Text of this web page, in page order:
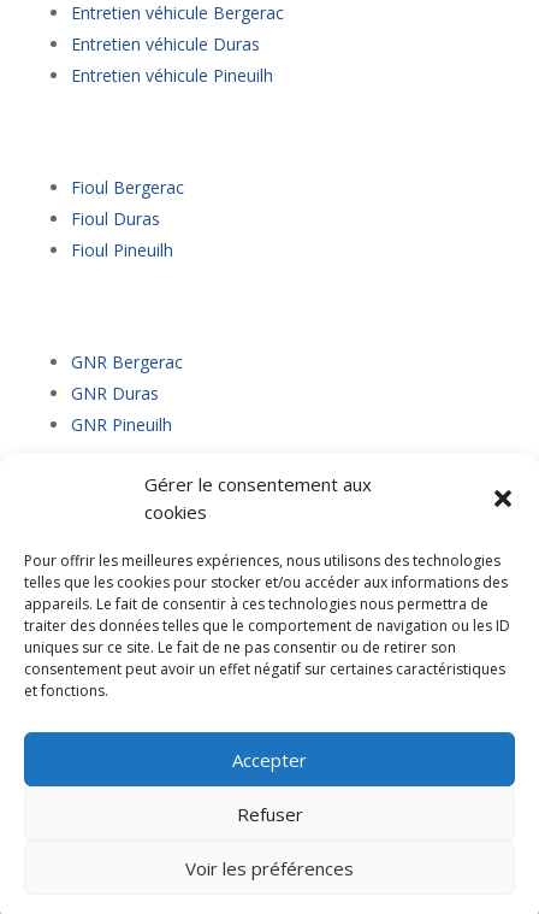
Gérer le consentement aux
cookies
Pour offrir les meilleures expériences, nous utilisons des technologies
telles que les cookies pour stocker et/ou accéder aux informations des
appareils. Le fait de consentir à ces technologies nous permettra de
traiter des données telles que le comportement de navigation ou les ID
uniques sur ce site. Le fait de ne pas consentir ou de retirer son
consentement peut avoir un effet négatif sur certaines caractéristiques
et fonctions.
Accepter
Refuser
Voir les préférences
Entretien véhicule Bergerac
Entretien véhicule Duras
Entretien véhicule Pineuilh
Fioul Bergerac
Fioul Duras
Fioul Pineuilh
GNR Bergerac
GNR Duras
GNR Pineuilh
Livraison fioul Duras
Livraison fioul Pineuilh
Accueil Contact Mentions Légales